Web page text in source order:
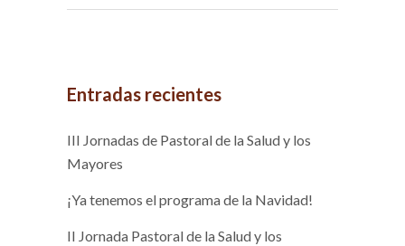
Entradas recientes
III Jornadas de Pastoral de la Salud y los
Mayores
¡Ya tenemos el programa de la Navidad!
II Jornada Pastoral de la Salud y los